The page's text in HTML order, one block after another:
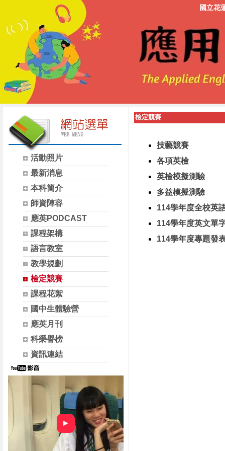
國立花
活動照片
最新消息
本科簡介
師資陣容
應英PODCAST
課程架構
語言教室
教學規劃
檢定競賽
課程花絮
國中生體驗營
應英月刊
科榮譽榜
資訊連結
►
檢定競賽
技藝競賽
各項英檢
英檢模擬測驗
多益模擬測驗
114學年度全校英
114學年度英文單
114學年度專題發